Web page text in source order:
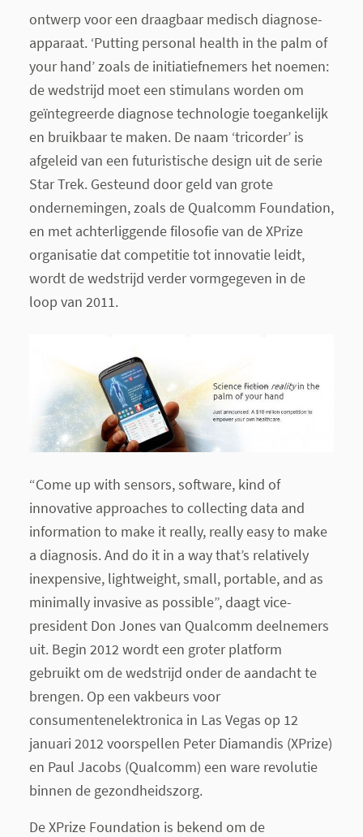
ontwerp voor een draagbaar medisch diagnose-
apparaat. ‘Putting personal health in the palm of
your hand’ zoals de initiatiefnemers het noemen:
de wedstrijd moet een stimulans worden om
geïntegreerde diagnose technologie toegankelijk
en bruikbaar te maken. De naam ‘tricorder’ is
afgeleid van een futuristische design uit de serie
Star Trek. Gesteund door geld van grote
ondernemingen, zoals de Qualcomm Foundation,
en met achterliggende filosofie van de XPrize
organisatie dat competitie tot innovatie leidt,
wordt de wedstrijd verder vormgegeven in de
loop van 2011.
“Come up with sensors, software, kind of
innovative approaches to collecting data and
information to make it really, really easy to make
a diagnosis. And do it in a way that’s relatively
inexpensive, lightweight, small, portable, and as
minimally invasive as possible”, daagt vice-
president Don Jones van Qualcomm deelnemers
uit. Begin 2012 wordt een groter platform
gebruikt om de wedstrijd onder de aandacht te
brengen. Op een vakbeurs voor
consumentenelektronica in Las Vegas op 12
januari 2012 voorspellen Peter Diamandis (XPrize)
en Paul Jacobs (Qualcomm) een ware revolutie
binnen de gezondheidszorg.
De XPrize Foundation is bekend om de